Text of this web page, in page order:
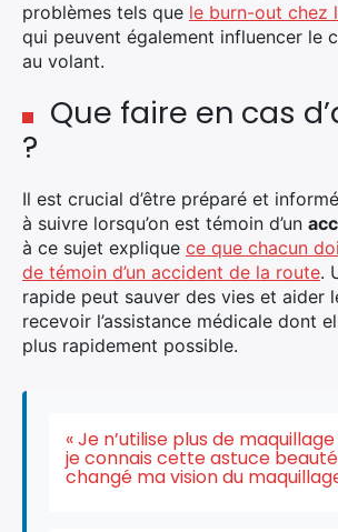
problèmes tels que le burn-out chez
qui peuvent également influencer le
au volant.
Que faire en cas
?
Il est crucial d’être préparé et
à suivre lorsqu’on est témoin d’un
à ce sujet explique ce que chacun
de témoin d’un accident de la route.
rapide peut sauver des vies et aider
recevoir l’assistance médicale dont
plus rapidement possible.
« Je n’utilise plus de
je connais cette astuce
changé ma vision du